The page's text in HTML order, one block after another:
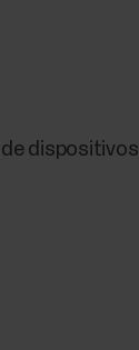
de dispositivos